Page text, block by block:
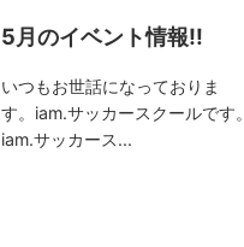
5月のイベント情報‼︎
いつもお世話になっておりま
す。iam.サッカースクールです。
iam.サッカース...